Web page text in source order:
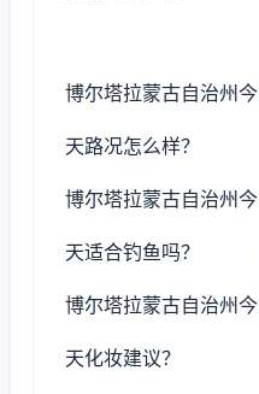
博尔塔拉蒙古自治州今
天路况怎么样？
博尔塔拉蒙古自治州今
天适合钓鱼吗？
博尔塔拉蒙古自治州今
天化妆建议？